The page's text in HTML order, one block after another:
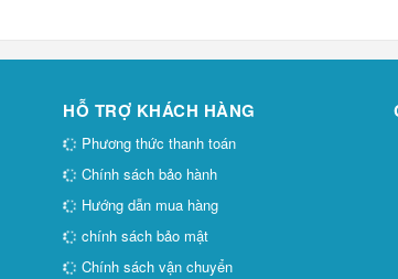
HỖ TRỢ KHÁCH HÀNG
Phương thức thanh toán
Chính sách bảo hành
Hướng dẫn mua hàng
chính sách bảo mật
Chính sách vận chuyển